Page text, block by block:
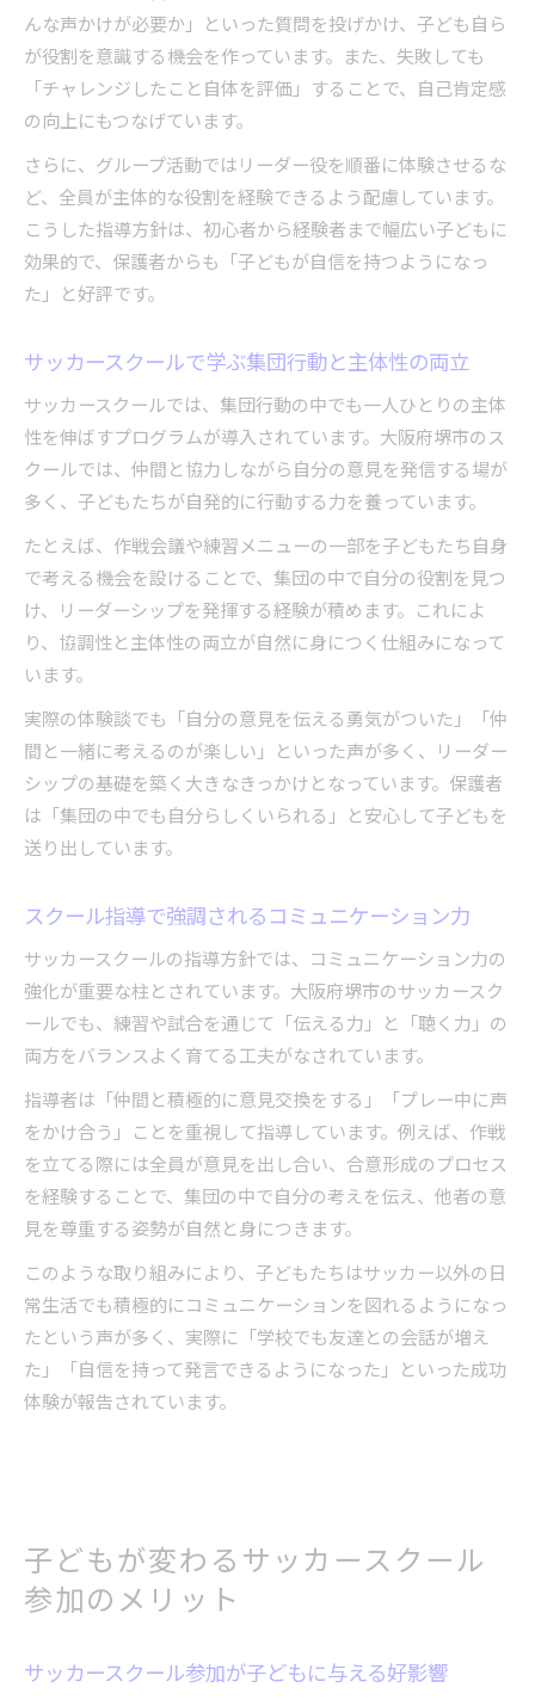
んな声かけが必要か」といった質問を投げかけ、子ども自ら
が役割を意識する機会を作っています。また、失敗しても
「チャレンジしたこと自体を評価」することで、自己肯定感
の向上にもつなげています。
さらに、グループ活動ではリーダー役を順番に体験させるな
ど、全員が主体的な役割を経験できるよう配慮しています。
こうした指導方針は、初心者から経験者まで幅広い子どもに
効果的で、保護者からも「子どもが自信を持つようになっ
た」と好評です。
サッカースクールで学ぶ集団行動と主体性の両立
サッカースクールでは、集団行動の中でも一人ひとりの主体
性を伸ばすプログラムが導入されています。大阪府堺市のス
クールでは、仲間と協力しながら自分の意見を発信する場が
多く、子どもたちが自発的に行動する力を養っています。
たとえば、作戦会議や練習メニューの一部を子どもたち自身
で考える機会を設けることで、集団の中で自分の役割を見つ
け、リーダーシップを発揮する経験が積めます。これによ
り、協調性と主体性の両立が自然に身につく仕組みになって
います。
実際の体験談でも「自分の意見を伝える勇気がついた」「仲
間と一緒に考えるのが楽しい」といった声が多く、リーダー
シップの基礎を築く大きなきっかけとなっています。保護者
は「集団の中でも自分らしくいられる」と安心して子どもを
送り出しています。
スクール指導で強調されるコミュニケーション力
サッカースクールの指導方針では、コミュニケーション力の
強化が重要な柱とされています。大阪府堺市のサッカースク
ールでも、練習や試合を通じて「伝える力」と「聴く力」の
両方をバランスよく育てる工夫がなされています。
指導者は「仲間と積極的に意見交換をする」「プレー中に声
をかけ合う」ことを重視して指導しています。例えば、作戦
を立てる際には全員が意見を出し合い、合意形成のプロセス
を経験することで、集団の中で自分の考えを伝え、他者の意
見を尊重する姿勢が自然と身につきます。
このような取り組みにより、子どもたちはサッカー以外の日
常生活でも積極的にコミュニケーションを図れるようになっ
たという声が多く、実際に「学校でも友達との会話が増え
た」「自信を持って発言できるようになった」といった成功
体験が報告されています。
子どもが変わるサッカースクール
参加のメリット
サッカースクール参加が子どもに与える好影響